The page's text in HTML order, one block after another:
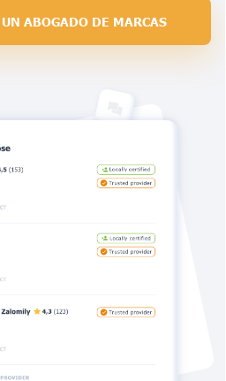
ABOGADO DE MARCAS